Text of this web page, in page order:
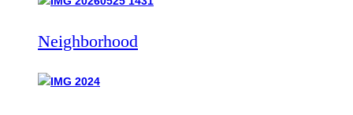
Neighborhood